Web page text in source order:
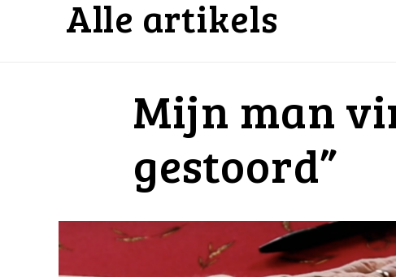
Alle artikels
Mijn man
gestoord”